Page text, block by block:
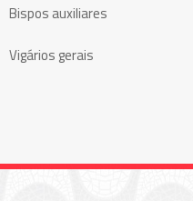
Bispos auxiliares
Vigários gerais